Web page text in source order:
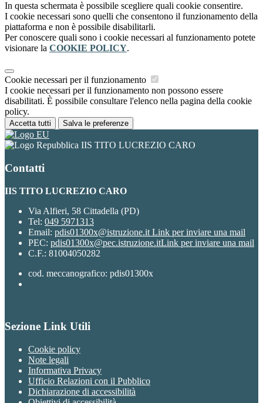
In questa schermata è possibile scegliere quali cookie consentire.
I cookie necessari sono quelli che consentono il funzionamento della
piattaforma e non è possibile disabilitarli.
Per conoscere quali sono i cookie necessari al funzionamento potete
visionare la COOKIE POLICY.
Cookie necessari per il funzionamento
I cookie necessari per il funzionamento non possono essere
disabilitati. È possibile consultare l'elenco nella pagina della cookie
policy.
Accetta tutti Salva le preferenze
IIS TITO LUCREZIO CARO
Contatti
IIS TITO LUCREZIO CARO
Via Alfieri, 58 Cittadella (PD)
Tel: 049 5971313
Email: pdis01300x@istruzione.it Link per inviare una mail
PEC: pdis01300x@pec.istruzione.itLink per inviare una mail
C.F.: 81004050282
cod. meccanografico: pdis01300x
Sezione Link Utili
Cookie policy
Note legali
Informativa Privacy
Ufficio Relazioni con il Pubblico
Dichiarazione di accessibilità